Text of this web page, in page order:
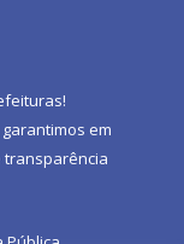
!
em
transparência